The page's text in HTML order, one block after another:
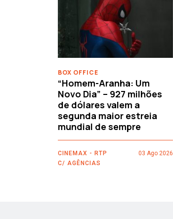
BOX OFFICE
“Homem-Aranha: Um
Novo Dia” – 927 milhões
de dólares valem a
segunda maior estreia
mundial de sempre
CINEMAX - RTP
C/ AGÊNCIAS
03 Ago 2026